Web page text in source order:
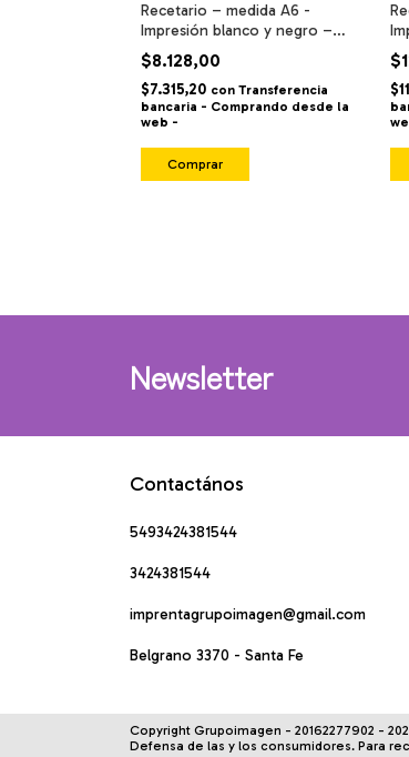
Recetario – medida A6 -
Impresión blanco y negro –
encolado – 100 hojas –
Incluye Diseño
$8.128,00
$7.315,20 con Transferencia
bancaria - Comprando desde la
web -
Comprar
Newsletter
Contactános
5493424381544
3424381544
imprentagrupoimagen@gmail.com
Belgrano 3370 - Santa Fe
Copyright Grupoimagen - 20162277902 -
Defensa de las y los consumidores. Para